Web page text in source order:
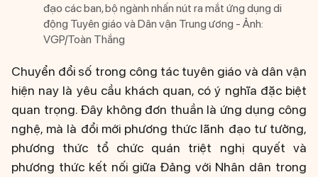
đạo các ban, bộ ngành nhấn nút ra mắt ứng dụng di
động Tuyên giáo và Dân vận Trung ương - Ảnh:
VGP/Toàn Thắng
Chuyển đổi số trong công tác tuyên giáo và dân vận
hiện nay là yêu cầu khách quan, có ý nghĩa đặc biệt
quan trọng. Đây không đơn thuần là ứng dụng công
nghệ, mà là đổi mới phương thức lãnh đạo tư tưởng,
phương thức tổ chức quán triệt nghị quyết và
phương thức kết nối giữa Đảng với Nhân dân trong